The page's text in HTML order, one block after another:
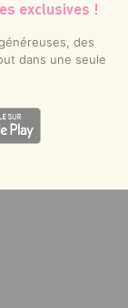
exclusives !
des
dans une seule